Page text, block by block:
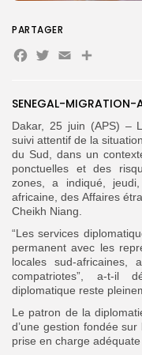
Search
for:
FR
SENEGAL-MIGRATION-
Dakar, 25 juin (APS) –
suivi attentif de la
du Sud, dans un
ponctuelles et des
zones, a indiqué,
africaine, des Affaires
Cheikh Niang.
“Les services
permanent avec les
locales sud-
compatriotes”, a-t-il
diplomatique reste
Le patron de la
d’une gestion fondée
prise en charge
PARTAGER
Facebook
Twitter
Email